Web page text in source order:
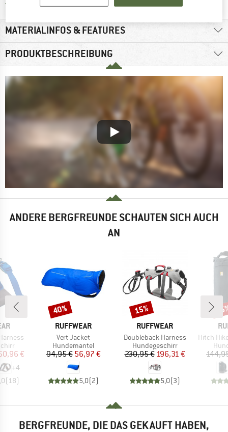
MATERIALINFOS & FEATURES
PRODUKTBESCHREIBUNG
ANDERE BERGFREUNDE SCHAUTEN SICH AUCH
AN
Preis
€
+4
( 18)
MARKE
RUFFWEAR
Artikel
Vert Jacket
Produktgruppe
Hundemantel
Preis
94,95 €reduzierter Preis
56,97 €
5,0(2)
Rabatt
40%
MARKE
RUFFWEAR
Artikel
Doubleback Harness
Produktgruppe
Hundegeschirr
Preis
230,95 €reduzierter Preis
196,31 €
5,0(3)
Rabatt
15%
Artikel
Hitch Hiker
BERGFREUNDE, DIE DAS GEKAUFT HABEN,